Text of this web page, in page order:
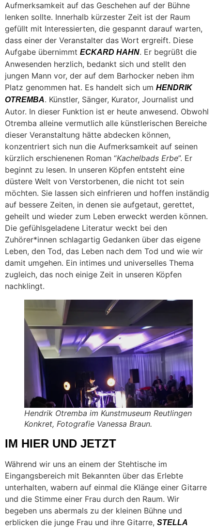
Aufmerksamkeit auf das Geschehen auf der Bühne
lenken sollte. Innerhalb kürzester Zeit ist der Raum
gefüllt mit Interessierten, die gespannt darauf warten,
dass einer der Veranstalter das Wort ergreift. Diese
Aufgabe übernimmt ECKARD HAHN. Er begrüßt die
Anwesenden herzlich, bedankt sich und stellt den
jungen Mann vor, der auf dem Barhocker neben ihm
Platz genommen hat. Es handelt sich um HENDRIK
OTREMBA. Künstler, Sänger, Kurator, Journalist und
Autor. In dieser Funktion ist er heute anwesend. Obwohl
Otremba alleine vermutlich alle künstlerischen Bereiche
dieser Veranstaltung hätte abdecken können,
konzentriert sich nun die Aufmerksamkeit auf seinen
kürzlich erschienenen Roman “Kachelbads Erbe”. Er
beginnt zu lesen. In unseren Köpfen entsteht eine
düstere Welt von Verstorbenen, die nicht tot sein
möchten. Sie lassen sich einfrieren und hoffen inständig
auf bessere Zeiten, in denen sie aufgetaut, gerettet,
geheilt und wieder zum Leben erweckt werden können.
Die gefühlsgeladene Literatur weckt bei den
Zuhörer*innen schlagartig Gedanken über das eigene
Leben, den Tod, das Leben nach dem Tod und wie wir
damit umgehen. Ein intimes und universelles Thema
zugleich, das noch einige Zeit in unseren Köpfen
nachklingt.
Hendrik Otremba im Kunstmuseum Reutlingen
Konkret, Fotografie Vanessa Braun.
IM HIER UND JETZT
Während wir uns an einem der Stehtische im
Eingangsbereich mit Bekannten über das Erlebte
unterhalten, wabern auf einmal die Klänge einer Gitarre
und die Stimme einer Frau durch den Raum. Wir
begeben uns abermals zu der kleinen Bühne und
erblicken die junge Frau und ihre Gitarre, STELLA